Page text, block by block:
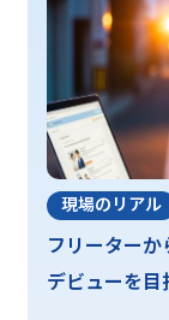
現場のリアル
フリーター
デビューを